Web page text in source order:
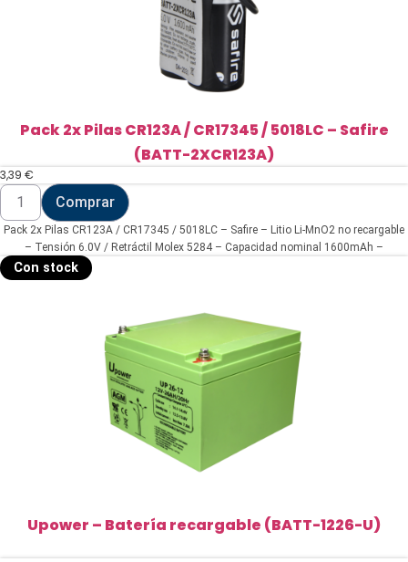
Pack 2x Pilas CR123A / CR17345 / 5018LC – Safire
(BATT-2XCR123A)
3,39 €
Pack
Pilas
CR123A
CR17345
/
Comprar
Pack 2x Pilas CR123A / CR17345 / 5018LC – Safire – Litio Li-MnO2 no recargable
– Tensión 6.0V / Retráctil Molex 5284 – Capacidad nominal 1600mAh –
Con stock
Upower – Batería recargable (BATT-1226-U)